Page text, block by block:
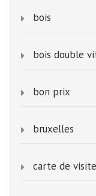
bois
bois double
bon prix
bruxelles
carte de visite